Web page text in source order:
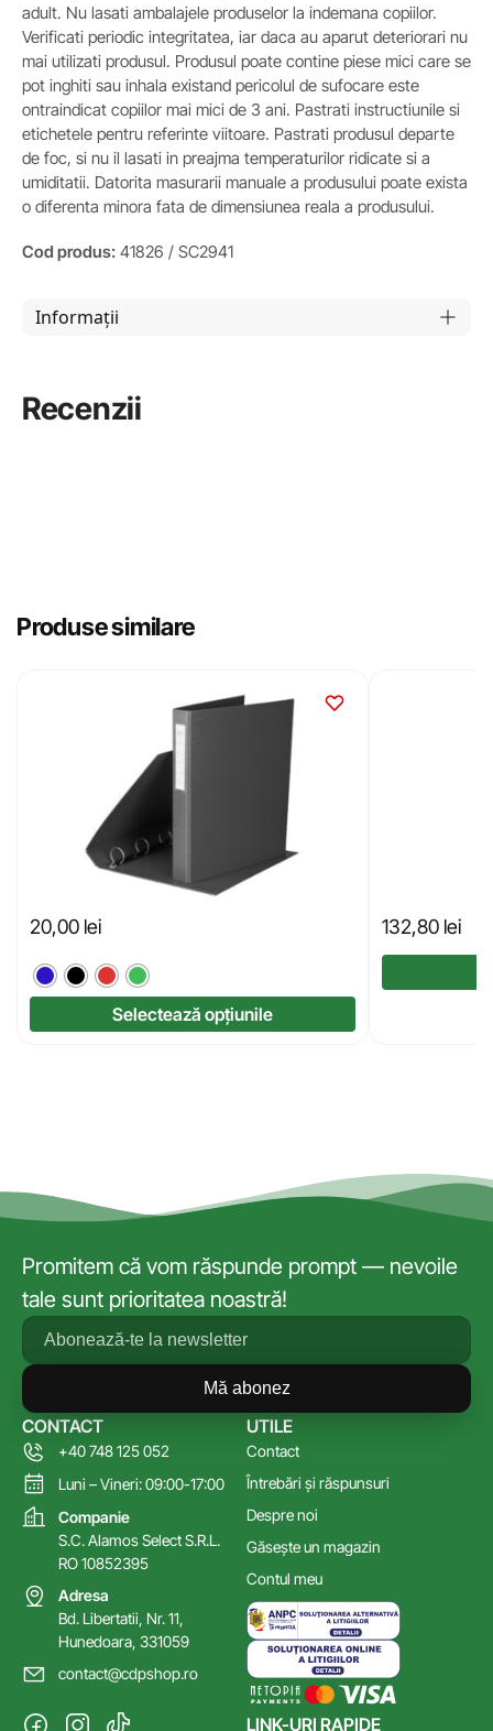
adult. Nu lasati ambalajele produselor la indemana copiilor.
Verificati periodic integritatea, iar daca au aparut deteriorari nu
mai utilizati produsul. Produsul poate contine piese mici care se
pot inghiti sau inhala existand pericolul de sufocare este
ontraindicat copiilor mai mici de 3 ani. Pastrati instructiunile si
etichetele pentru referinte viitoare. Pastrati produsul departe
de foc, si nu il lasati in preajma temperaturilor ridicate si a
umiditatii. Datorita masurarii manuale a produsului poate exista
o diferenta minora fata de dimensiunea reala a produsului.
Cod produs: 41826 / SC2941
Informații
Recenzii
Produse similare
20,00 lei
Selectează opțiunile
132,80 lei
Promitem că vom răspunde prompt — nevoile
tale sunt prioritatea noastră!
Mă abonez
LINK-URI RAPIDE
UTILE
Contact
Întrebări și răspunsuri
Despre noi
Găsește un magazin
Contul meu
CONTACT
+40 748 125 052
Luni – Vineri: 09:00-17:00
Companie
S.C. Alamos Select S.R.L.
RO 10852395
Adresa
Bd. Libertatii, Nr. 11,
Hunedoara, 331059
contact@cdpshop.ro